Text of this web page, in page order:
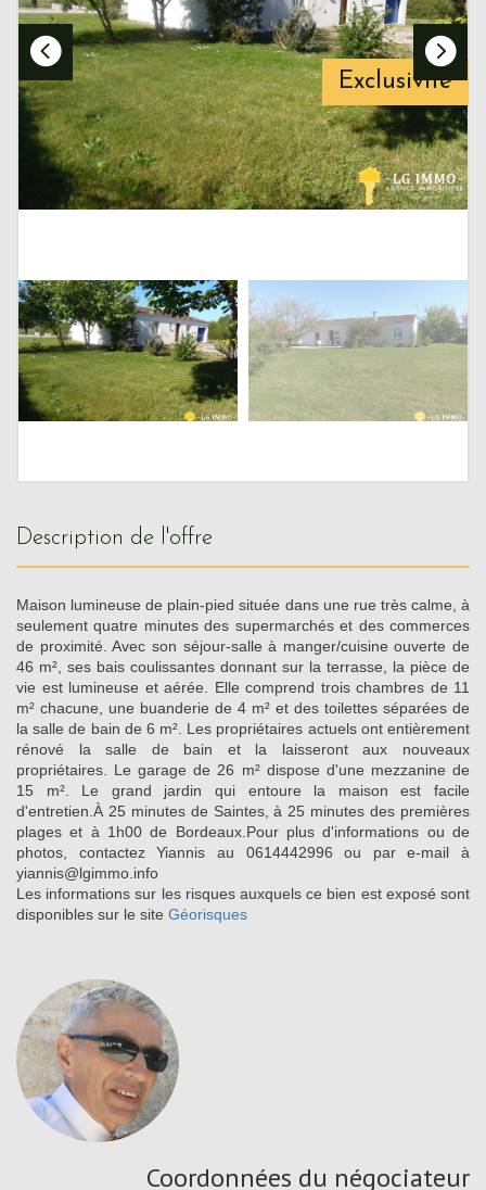
Exclusivité
description de l'offre
Maison lumineuse de plain-pied située dans une rue très calme, à
seulement quatre minutes des supermarchés et des commerces
de proximité. Avec son séjour-salle à manger/cuisine ouverte de
46 m², ses bais coulissantes donnant sur la terrasse, la pièce de
vie est lumineuse et aérée. Elle comprend trois chambres de 11
m² chacune, une buanderie de 4 m² et des toilettes séparées de
la salle de bain de 6 m². Les propriétaires actuels ont entièrement
rénové la salle de bain et la laisseront aux nouveaux
propriétaires. Le garage de 26 m² dispose d'une mezzanine de
15 m². Le grand jardin qui entoure la maison est facile
d'entretien.À 25 minutes de Saintes, à 25 minutes des premières
plages et à 1h00 de Bordeaux.Pour plus d'informations ou de
photos, contactez Yiannis au 0614442996 ou par e-mail à
yiannis@lgimmo.info
Les informations sur les risques auxquels ce bien est exposé sont
disponibles sur le site Géorisques
Coordonnées du négociateur